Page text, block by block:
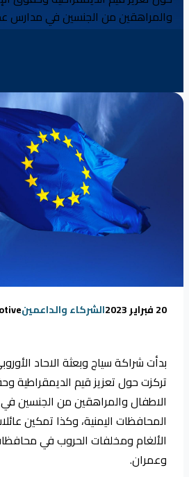
والمراهقين من الجنسين في مدارس
20 فبراير 2023 الشركاء والداعمين
بدأت شراكة سياج وبعثة الاحاد
تركزت حول تعزيز قيم الديمقراطية
الاطفال والمراهقين من الجنسين
المحافظات اليمنية، وكذا تمكين
الألغام ومخلفات الحروب في
وعمران.